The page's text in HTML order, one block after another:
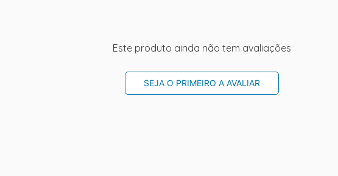
Este produto ainda não tem avaliações
SEJA O PRIMEIRO A AVALIAR